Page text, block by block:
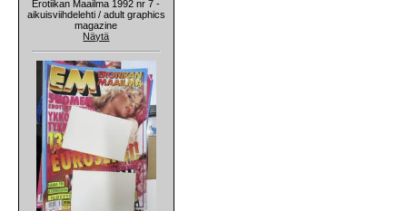
Erotiikan Maailma 1992 nr 7 -
aikuisviihdelehti / adult graphics
magazine
Näytä